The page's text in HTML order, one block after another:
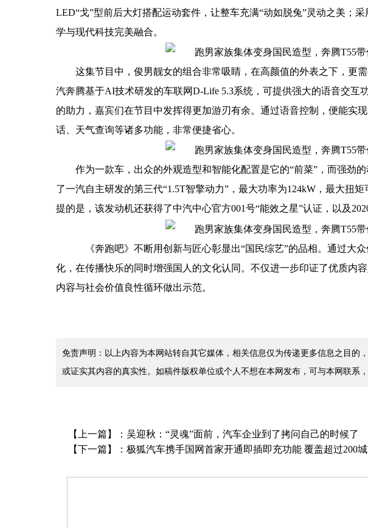
LED“戈”型前后大灯搭配运动套件，让整车充满“动如脱兔”灵动之美；
学与现代科技完美融合。
这集节目中，俊男靓女的组合非常吸睛，在高颜值的外表之下，更
汽奔腾基于AI技术研发的车联网D-Life 5.3系统，可提供强大的语音交互
的助力，嘉宾们在节目中发挥得更加游刃有余。通过语音控制，便能实
话、天气查询等诸多功能，非常便捷省心。
作为一款车，出众的外观造型和智能化配置是它的“前菜”，而强劲
了一汽自主研发的第三代“1.5T智擎动力”，最大功率为124kW，最大扭
提的是，该发动机还获得了中汽中心官方001号“能效之星”认证，以及
《奔跑吧》不断用创新与匠心彰显出“国民综艺”的品相。通过大
化，在传播快乐的同时增强国人的文化认同。不仅进一步印证了优质内
内容与社会价值良性循环做出示范。
免责声明：以上内容为本网站转自其它媒体，相关信息仅为传递更多信息之目的
或证实其内容的真实性。如稿件版权单位或个人不想在本网发布，可与本网联系
【上一篇】： 吴迎秋：“灵魂”面前，汽车企业到了拷问自己的时候了
【下一篇】： 极狐汽车携手国网首家开通即插即充功能 覆盖超过200